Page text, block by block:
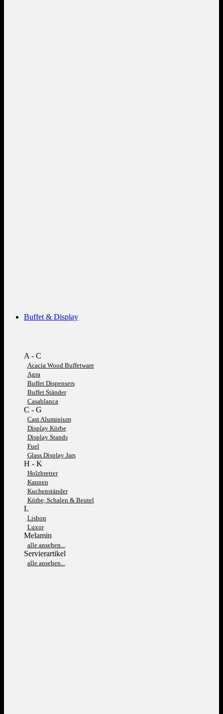
Buffet & Display
A - C
Acacia Wood Buffetware
Agra
Buffet Dispensers
Buffet Ständer
Casablanca
C - G
Cast Aluminium
Display Körbe
Display Stands
Fuel
Glass Display Jars
H - K
Holzbretter
Kannen
Kuchenständer
Körbe, Schalen & Beutel
L
Lisbon
Luxor
Melamin
alle ansehen...
Servierartikel
alle ansehen...